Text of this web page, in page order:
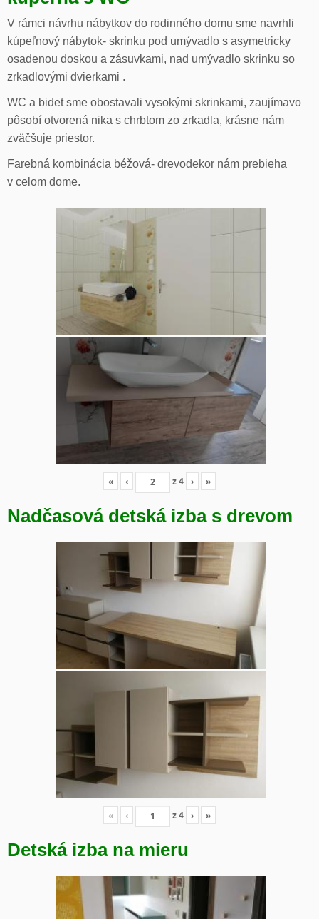
V rámci návrhu nábytkov do rodinného domu sme navrhli
kúpeľnový nábytok- skrinku pod umývadlo s asymetricky
osadenou doskou a zásuvkami, nad umývadlo skrinku so
zrkadlovými dvierkami .
WC a bidet sme obostavali vysokými skrinkami, zaujímavo
pôsobí otvorená nika s chrbtom zo zrkadla, krásne nám
zväčšuje priestor.
Farebná kombinácia béžová- drevodekor nám prebieha
v celom dome.
« ‹ z4 › »
Nadčasová detská izba s drevom
« ‹ z4 › »
Detská izba na mieru